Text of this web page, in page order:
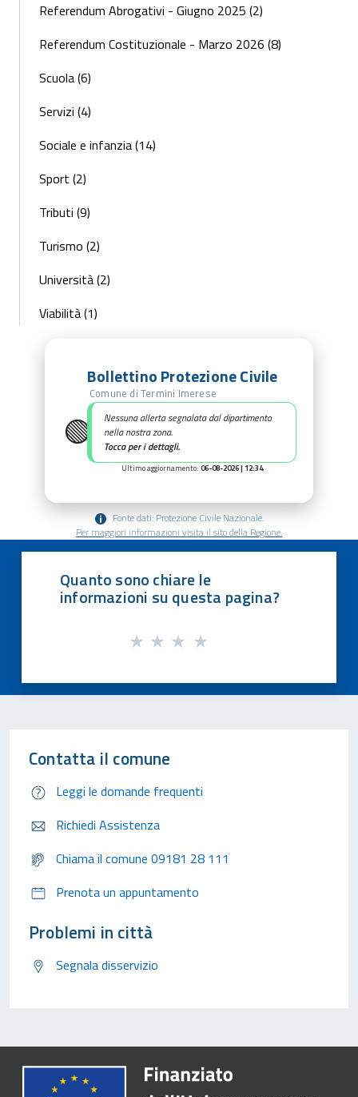
Referendum Abrogativi - Giugno 2025 (2)
Referendum Costituzionale - Marzo 2026 (8)
Scuola (6)
Servizi (4)
Sociale e infanzia (14)
Sport (2)
Tributi (9)
Turismo (2)
Università (2)
Viabilità (1)
🟢
Bollettino Protezione Civile
Comune di Termini Imerese
Nessuna allerta segnalata dal dipartimento
nella nostra zona.
Tocca per i dettagli.
Ultimo aggiornamento: 06-08-2026 | 12:34
Fonte dati: Protezione Civile Nazionale.
Per maggiori informazioni visita il sito della Regione.
Quanto sono chiare le
informazioni su questa pagina?
Contatta il comune
Leggi le domande frequenti
Richiedi Assistenza
Chiama il comune 09181 28 111
Prenota un appuntamento
Problemi in città
Segnala disservizio